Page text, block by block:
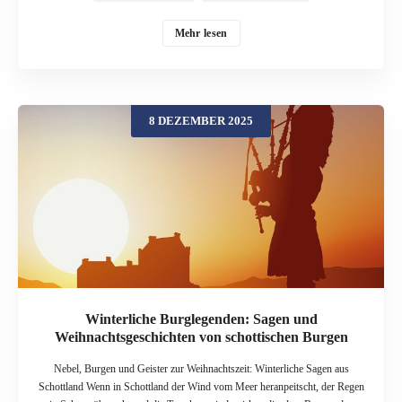
flackern, wirken sie wie Schauplätze aus einem verzauberten Wintermärchen.
ranken sich um sie Legenden von starken Frauen, geheimnisvollen Gestalten
und stillen nächtlichen Erscheinungen, die sich wunderbar als kurze
Vorlesegeschichten eignen. Das Loire-Tal – Winter zwischen Nebel und
Lichterglanz Das Tal der Loire gilt als „Garten Frankreichs“ und ist
UNESCO-Welterbe. Im Sommer locken Radwege, Weinproben und
Schlossführungen. Im Winter wird es ruhiger – und gerade dann entfalten
viele Schlösser einen besonderen Reiz: Einige öffnen speziell für
Weihnachtssaison ihre Türen mit aufwendigen Dekorationen, Krippen,
Lichterinstallationen und thematischen Ausstellungen. Gleichzeitig erzählen
die Mauern von Jahrhunderten voller Machtspiele, Intrigen, höfischer Feste
und privater Tragödien. Kein Wunder, dass aus dieser Mischung aus
Mehr lesen
8 DEZEMBER 2025
Winterliche Burglegenden: Sagen und
Weihnachtsgeschichten von schottischen Burgen
Nebel, Burgen und Geister zur Weihnachtszeit: Winterliche Sagen aus
Schottland Wenn in Schottland der Wind vom Meer heranpeitscht, der Regen